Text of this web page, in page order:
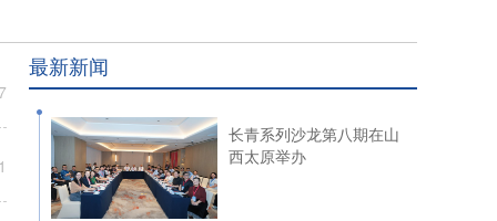
最新新闻
长青系列沙龙第八期在山
西太原举办